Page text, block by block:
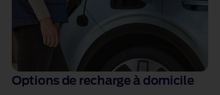
Options de recharge à domicile